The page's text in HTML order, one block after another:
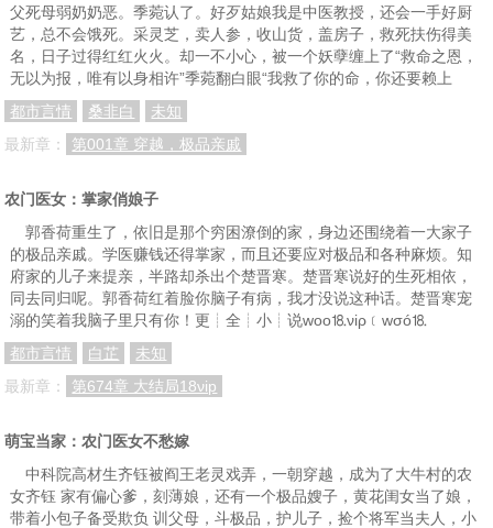
父死母弱奶奶恶。季菀认了。好歹姑娘我是中医教授，还会一手好厨
艺，总不会饿死。采灵芝，卖人参，收山货，盖房子，救死扶伤得美
名，日子过得红红火火。却一不小心，被一个妖孽缠上了“救命之恩，
无以为报，唯有以身相许”季菀翻白眼“我救了你的命，你还要赖上
都市言情
桑非白
未知
最新章：
第001章 穿越，极品亲戚
农门医女：掌家俏娘子
郭香荷重生了，依旧是那个穷困潦倒的家，身边还围绕着一大家子
的极品亲戚。学医赚钱还得掌家，而且还要应对极品和各种麻烦。知
府家的儿子来提亲，半路却杀出个楚晋寒。楚晋寒说好的生死相依，
同去同归呢。郭香荷红着脸你脑子有病，我才没说这种话。楚晋寒宠
溺的笑着我脑子里只有你！更┊全┊小┊说wоо⒙νiρ﹝wσó⒙
都市言情
白芷
未知
最新章：
第674章 大结局18νip
萌宝当家：农门医女不愁嫁
中科院高材生齐钰被阎王老灵戏弄，一朝穿越，成为了大牛村的农
女齐钰 家有偏心爹，刻薄娘，还有一个极品嫂子，黄花闺女当了娘，
带着小包子备受欺负 训父母，斗极品，护儿子，捡个将军当夫人，小